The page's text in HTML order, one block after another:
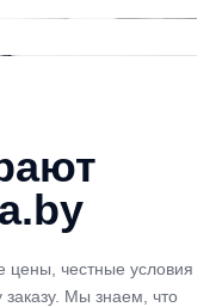
цены, честные условия
Мы знаем, что